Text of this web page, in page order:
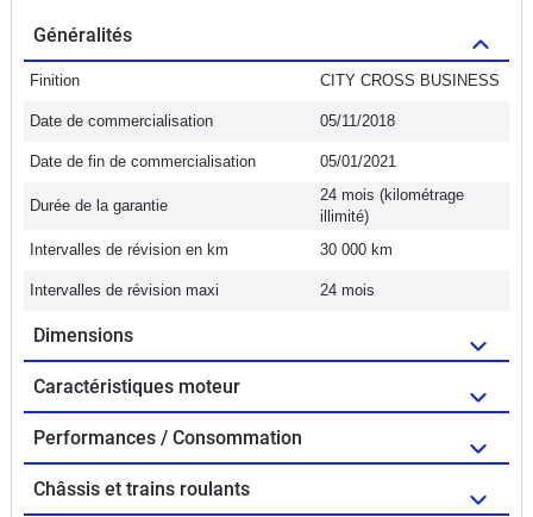
Généralités
Finition CITY CROSS BUSINESS
Date de commercialisation 05/11/2018
Date de fin de commercialisation 05/01/2021
Durée de la garantie
24 mois (kilométrage
illimité)
Intervalles de révision en km
30 000 km
Intervalles de révision maxi 24 mois
Dimensions
Caractéristiques moteur
Performances / Consommation
Châssis et trains roulants